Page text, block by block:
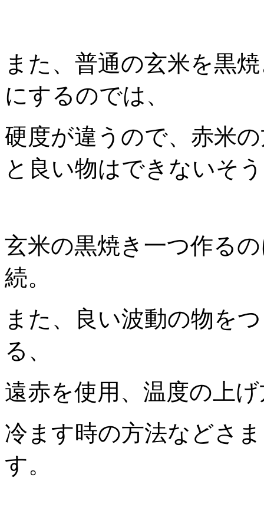
また、普通の玄米を黒
にするのでは、
硬度が違うので、赤米
と良い物はできないそ
玄米の黒焼き一つ作る
続。
また、良い波動の物を
る、
遠赤を使用、温度の上
冷ます時の方法などさ
す。